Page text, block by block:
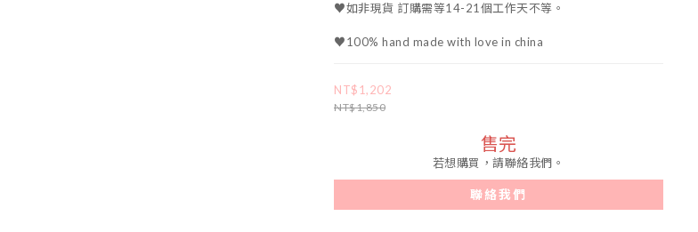
♥如非現貨 訂購需等14-21個工作天不等。
♥100% hand made with love in china
NT$1,202
NT$1,850
售完
若想購買，請聯絡我們。
聯絡我們